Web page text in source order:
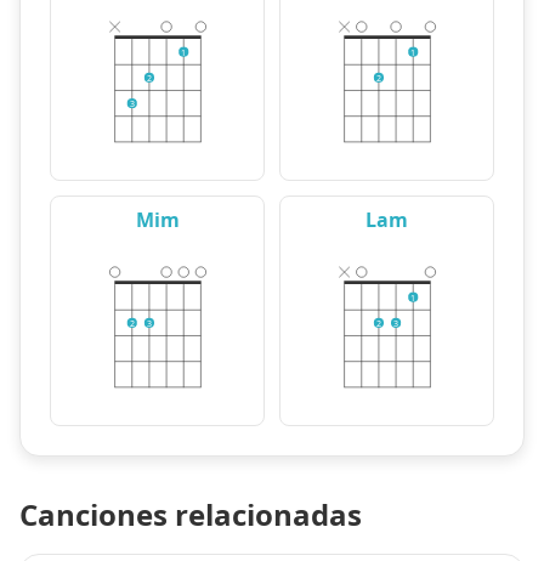
3
2
1
2
1
Mim
2 3
Lam
2 3
1
Canciones relacionadas